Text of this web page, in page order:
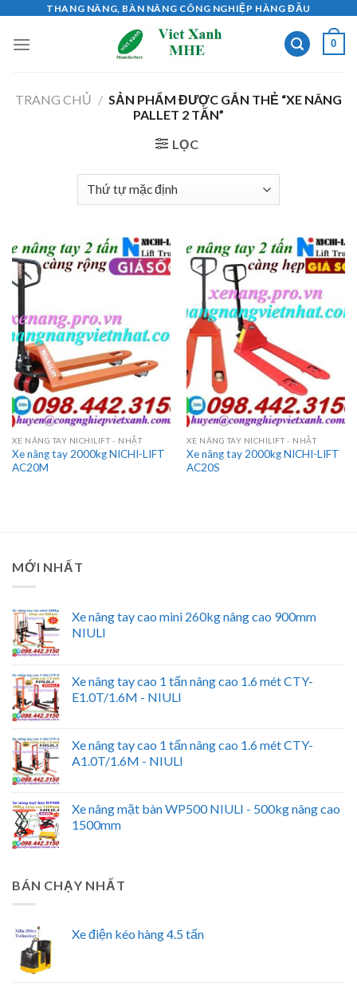
content
THANG NÂNG, BÀN NÂNG CÔNG NGHIỆP HÀNG ĐẦU
0
TRANG CHỦ / SẢN PHẨM ĐƯỢC GẮN THẺ “XE NÂNG
PALLET 2 TẤN”
LỌC
XE NÂNG TAY NICHILIFT - NHẬT
Xe nâng tay 2000kg NICHI-LIFT
AC20M
XE NÂNG TAY NICHILIFT - NHẬT
Xe nâng tay 2000kg NICHI-LIFT
AC20S
MỚI NHẤT
Xe nâng tay cao mini 260kg nâng cao 900mm
NIULI
Xe nâng tay cao 1 tấn nâng cao 1.6 mét CTY-
E1.0T/1.6M - NIULI
Xe nâng tay cao 1 tấn nâng cao 1.6 mét CTY-
A1.0T/1.6M - NIULI
Xe nâng mặt bàn WP500 NIULI - 500kg nâng cao
1500mm
BÁN CHẠY NHẤT
Xe điện kéo hàng 4.5 tấn